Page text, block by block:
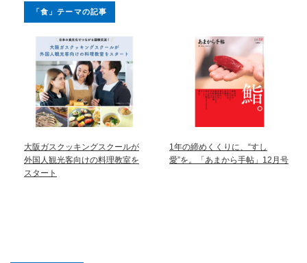
「食」テーマの記事
大阪ガスクッキングスクールが
外国人観光客向けの料理教室を
スタート
1年の締めくくりに、“すし
愛”を。「あまから手帖」12月号